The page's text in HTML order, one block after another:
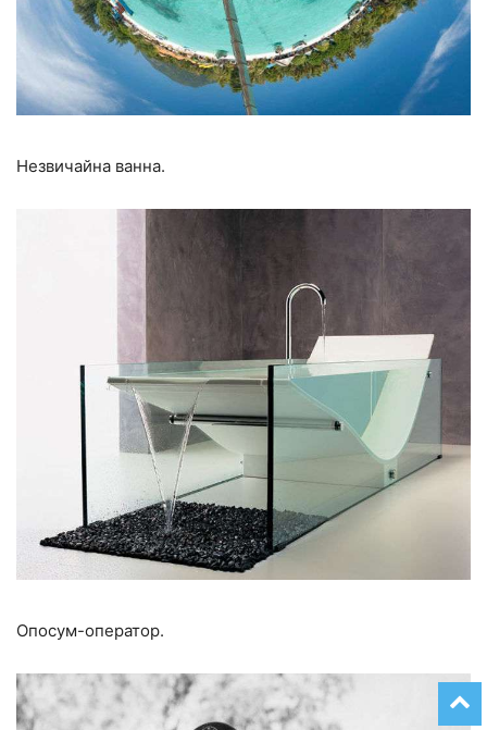
Незвичайна ванна.
Опосум-оператор.